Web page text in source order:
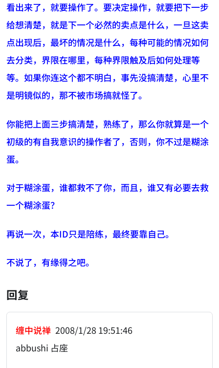
看出来了，就要操作了。要决定操作，就要把下一步
给想清楚，就是下一个必然的卖点是什么，一旦这卖
点出现后，最坏的情况是什么，每种可能的情况如何
去分类，界限在哪里，每种界限触及后如何处理等
等。如果你连这个都不明白，事先没搞清楚，心里不
是明镜似的，那不被市场搞就怪了。
你能把上面三步搞清楚，熟练了，那么你就算是一个
初级的有自我意识的操作者了，否则，你不过是糊涂
蛋。
对于糊涂蛋，谁都救不了你，而且，谁又有必要去救
一个糊涂蛋？
再说一次，本ID只是陪练，最终要靠自己。
不说了，有缘得之吧。
回复
缠中说禅 2008/1/28 19:51:46
abbushi 占座